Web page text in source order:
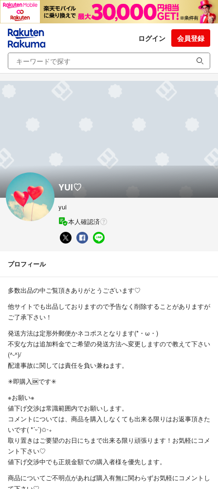
ログイン 会員登録
YUI♡
yui
本人確認済
プロフィール
多数出品の中ご覧頂きありがとうございます♡
他サイトでも出品しておりますので予告なく削除することがありますが
ご了承下さい！
発送方法は定形外郵便かネコポスとなります(*・ω・)
不安な方は追加料金でご希望の発送方法へ変更しますので教えて下さい
(^-^)/
配達事故に関しては責任を負い兼ねます。
✳︎即購入🆗です✳︎
※お願い※
値下げ交渉は常識範囲内でお願いします。
コメントについては、商品を購入しなくても出来る限りはお返事頂きた
いです( *ˊᵕˋ)✩︎‧₊
取り置きはご要望のお日にちまで出来る限り頑張ります！お気軽にコメ
ント下さい♡
値下げ交渉中でも正規金額での購入者様を優先します。
商品についてご不明点があれば購入有無に関わらずお気軽にコメントし